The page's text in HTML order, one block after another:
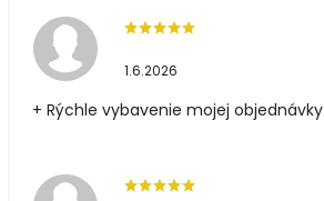
1.6.2026
+ Rýchle vybavenie mojej objednávky